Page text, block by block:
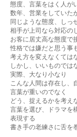
態度、言葉をはく人が
数年、営業をしていた
同じような態度、しっ
相手が上司なら対応の
お客に居丈高な態度で
性格では嫌だと思う事
考え方を変えなくては
しかし、いいものでは
実際、大なり小なり
こんな人間は存在し、
言葉が重いのでなく
どう、捉えるかを考え
言葉を選び、ドラマを
表現する
書き手の老練さに舌を